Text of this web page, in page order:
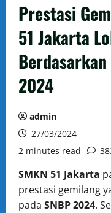
Prestasi
51 Jakarta
2024
admin
27/03/2024
2 minutes read
SMKN 51 Jakarta
prestasi gemilang
pada SNBP 2024.